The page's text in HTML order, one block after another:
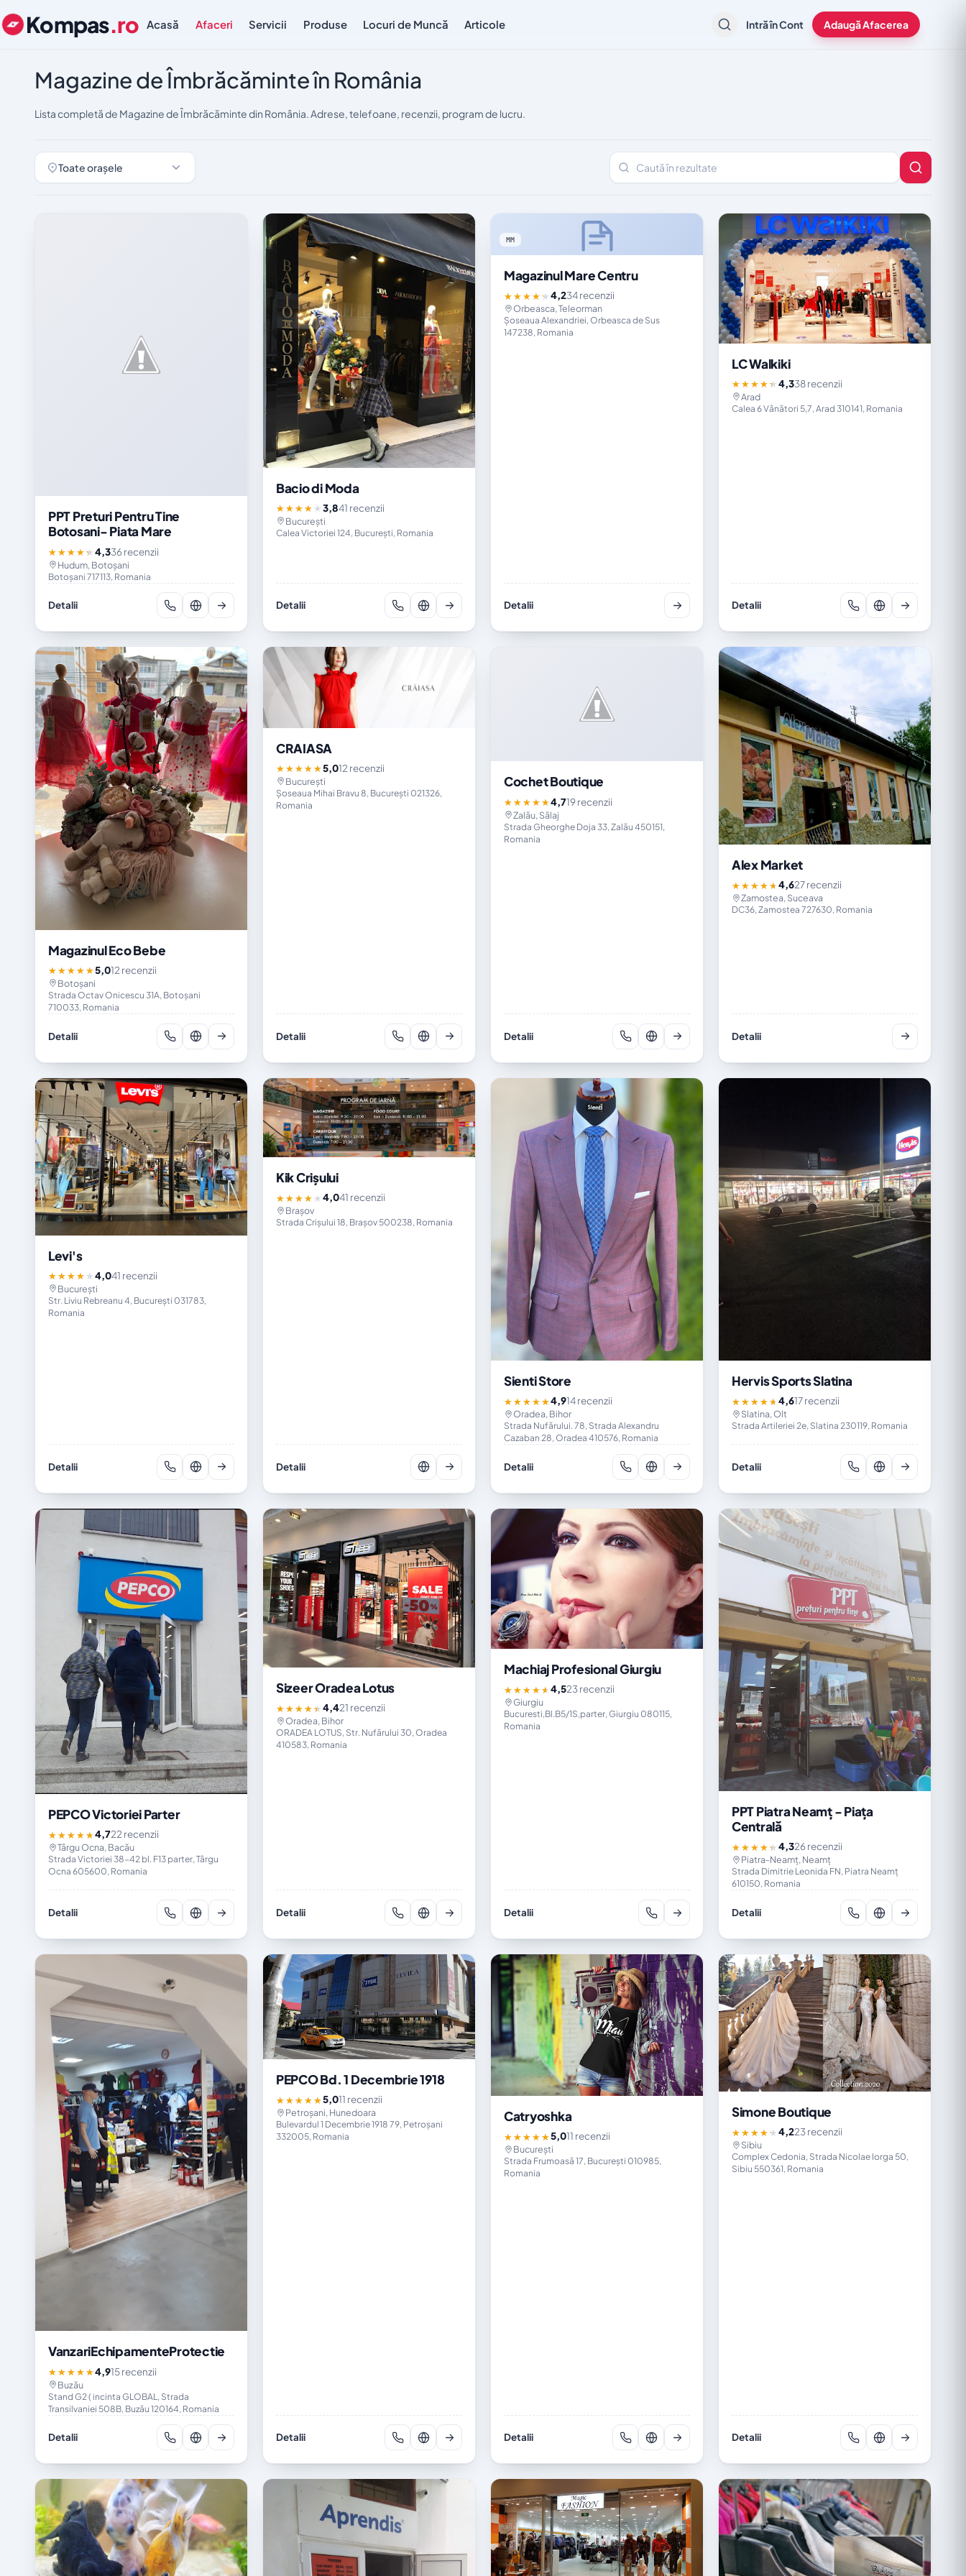
Kompas.ro Acasă Afaceri Servicii Produse Locuri de Muncă Articole Intră în Cont Adaugă Afacerea
Magazine de Îmbrăcăminte în România
Lista completă de Magazine de Îmbrăcăminte din România. Adrese, telefoane, recenzii, program de lucru.
Toate orașele
Caută în rezultate
PPT Preturi Pentru Tine
Botosani- Piata Mare
★★★★★4,336 recenzii
Hudum, Botoșani
Botoșani 717113, Romania
Detalii
Bacio di Moda
★★★★★3,841 recenzii
București
Calea Victoriei 124, București, Romania
Detalii
MM
Magazinul Mare Centru
★★★★★4,234 recenzii
Orbeasca, Teleorman
Șoseaua Alexandriei, Orbeasca de Sus
147238, Romania
Detalii
LC Walkiki
★★★★★4,338 recenzii
Arad
Calea 6 Vânători 5,7, Arad 310141, Romania
Detalii
Magazinul Eco Bebe
★★★★★5,012 recenzii
Botoșani
Strada Octav Onicescu 31A, Botoșani
710033, Romania
Detalii
CRAIASA
★★★★★5,012 recenzii
București
Șoseaua Mihai Bravu 8, București 021326,
Romania
Detalii
Cochet Boutique
★★★★★4,719 recenzii
Zalău, Sălaj
Strada Gheorghe Doja 33, Zalău 450151,
Romania
Detalii
Alex Market
★★★★★4,627 recenzii
Zamostea, Suceava
DC36, Zamostea 727630, Romania
Detalii
Levi's
★★★★★4,041 recenzii
București
Str. Liviu Rebreanu 4, București 031783,
Romania
Detalii
Kik Crișului
★★★★★4,041 recenzii
Brașov
Strada Crișului 18, Brașov 500238, Romania
Detalii
Sienti Store
★★★★★4,914 recenzii
Oradea, Bihor
Strada Nufărului. 78, Strada Alexandru
Cazaban 28, Oradea 410576, Romania
Detalii
Hervis Sports Slatina
★★★★★4,617 recenzii
Slatina, Olt
Strada Artileriei 2e, Slatina 230119, Romania
Detalii
PEPCO Victoriei Parter
★★★★★4,722 recenzii
Târgu Ocna, Bacău
Strada Victoriei 38-42 bl. F13 parter, Târgu
Ocna 605600, Romania
Detalii
Sizeer Oradea Lotus
★★★★★4,421 recenzii
Oradea, Bihor
ORADEA LOTUS, Str. Nufărului 30, Oradea
410583, Romania
Detalii
Machiaj Profesional Giurgiu
★★★★★4,523 recenzii
Giurgiu
Bucuresti,Bl.B5/1S,parter, Giurgiu 080115,
Romania
Detalii
PPT Piatra Neamț - Piața
Centrală
★★★★★4,326 recenzii
Piatra-Neamț, Neamț
Strada Dimitrie Leonida FN, Piatra Neamț
610150, Romania
Detalii
VanzariEchipamenteProtectie
★★★★★4,915 recenzii
Buzău
Stand G2 ( incinta GLOBAL, Strada
Transilvaniei 508B, Buzău 120164, Romania
Detalii
PEPCO Bd. 1 Decembrie 1918
★★★★★5,011 recenzii
Petroșani, Hunedoara
Bulevardul 1 Decembrie 1918 79, Petroșani
332005, Romania
Detalii
Catryoshka
★★★★★5,011 recenzii
București
Strada Frumoasă 17, București 010985,
Romania
Detalii
Simone Boutique
★★★★★4,223 recenzii
Sibiu
Complex Cedonia, Strada Nicolae Iorga 50,
Sibiu 550361, Romania
Detalii